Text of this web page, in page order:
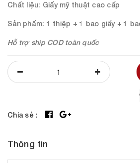
Chất liệu: Giấy mỹ thuật cao cấp
Sản phẩm: 1 thiệp + 1 bao giấy + 1
Hỗ trợ ship COD toàn quốc
Chia sẻ :
Thông tin